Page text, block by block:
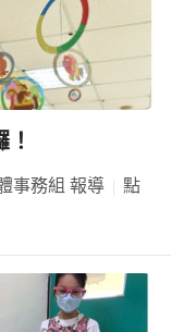
事務組 報導
點